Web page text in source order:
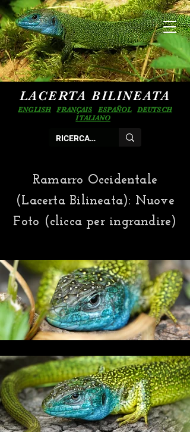
LACERTA BILINEATA
ENGLISH FRANÇAIS ESPAÑOL
DEUTSCH
ITALIANO
Ramarro Occidentale
(Lacerta Bilineata): Nuove
Foto (clicca per ingrandire)